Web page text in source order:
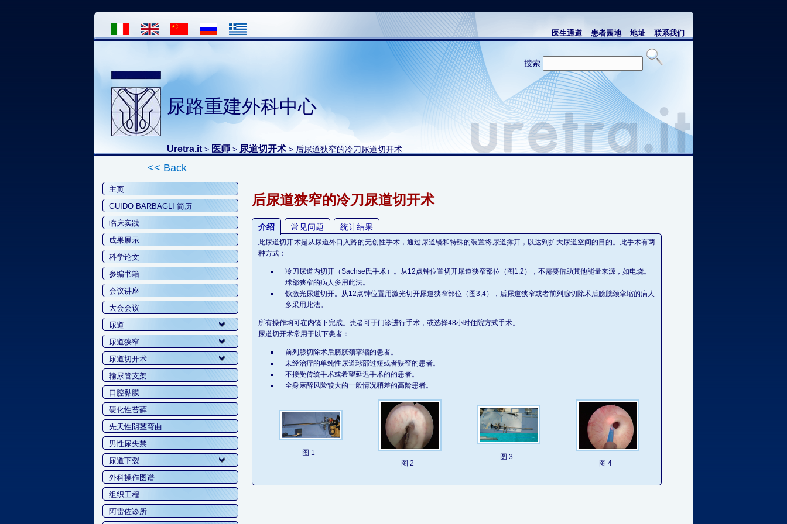
联系我们
地址
患者园地
医生通道
搜索
尿路重建外科中心
Uretra.it > 医师 > 尿道切开术 > 后尿道狭窄的冷刀尿道切开术
<< Back
主页
GUIDO BARBAGLI 简历
临床实践
成果展示
科学论文
参编书籍
会议讲座
大会会议
尿道
尿道狭窄
尿道切开术
输尿管支架
口腔黏膜
硬化性苔藓
先天性阴茎弯曲
男性尿失禁
尿道下裂
外科操作图谱
组织工程
阿雷佐诊所
后尿道狭窄的冷刀尿道切开术
介绍 常见问题 统计结果
此尿道切开术是从尿道外口入路的无创性手术，通过尿道镜和特殊的装置将尿道撑开，以达到扩大尿道空间的目的。此手术有两
种方式：
冷刀尿道内切开（Sachse氏手术）。从12点钟位置切开尿道狭窄部位（图1,2），不需要借助其他能量来源，如电烧。
球部狭窄的病人多用此法。
钬激光尿道切开。从12点钟位置用激光切开尿道狭窄部位（图3,4），后尿道狭窄或者前列腺切除术后膀胱颈挛缩的病人
多采用此法。
所有操作均可在内镜下完成。患者可于门诊进行手术，或选择48小时住院方式手术。
尿道切开术常用于以下患者：
前列腺切除术后膀胱颈挛缩的患者。
未经治疗的单纯性尿道球部过短或者狭窄的患者。
不接受传统手术或希望延迟手术的的患者。
全身麻醉风险较大的一般情况稍差的高龄患者。
图 1
图 2
图 3
图 4